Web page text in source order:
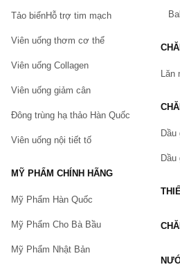
Tảo biểnHỗ trợ tim mạch
Viên uống thơm cơ thể
Viên uống Collagen
Viên uống giảm cân
Đông trùng hạ thảo Hàn Quốc
Viên uống nội tiết tố
MỸ PHẨM CHÍNH HÃNG
Mỹ Phẩm Hàn Quốc
Mỹ Phẩm Cho Bà Bầu
Mỹ Phẩm Nhật Bản
Lăn
Dầu
Dầu